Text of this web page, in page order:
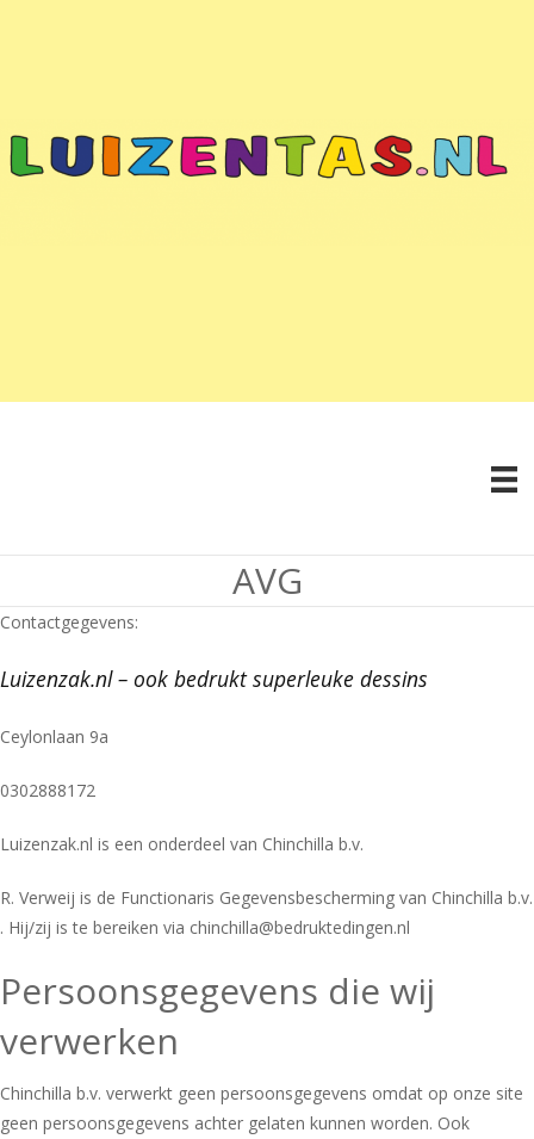
AVG
Contactgegevens:
Luizenzak.nl – ook bedrukt superleuke dessins
Ceylonlaan 9a
0302888172
Luizenzak.nl is een onderdeel van Chinchilla b.v.
R. Verweij is de Functionaris Gegevensbescherming van Chinchilla b.v.
. Hij/zij is te bereiken via chinchilla@bedruktedingen.nl
Persoonsgegevens die wij
verwerken
Chinchilla b.v. verwerkt geen persoonsgegevens omdat op onze site
geen persoonsgegevens achter gelaten kunnen worden. Ook